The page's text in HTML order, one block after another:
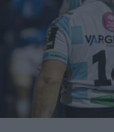
United
Top14
Premiership
Champions